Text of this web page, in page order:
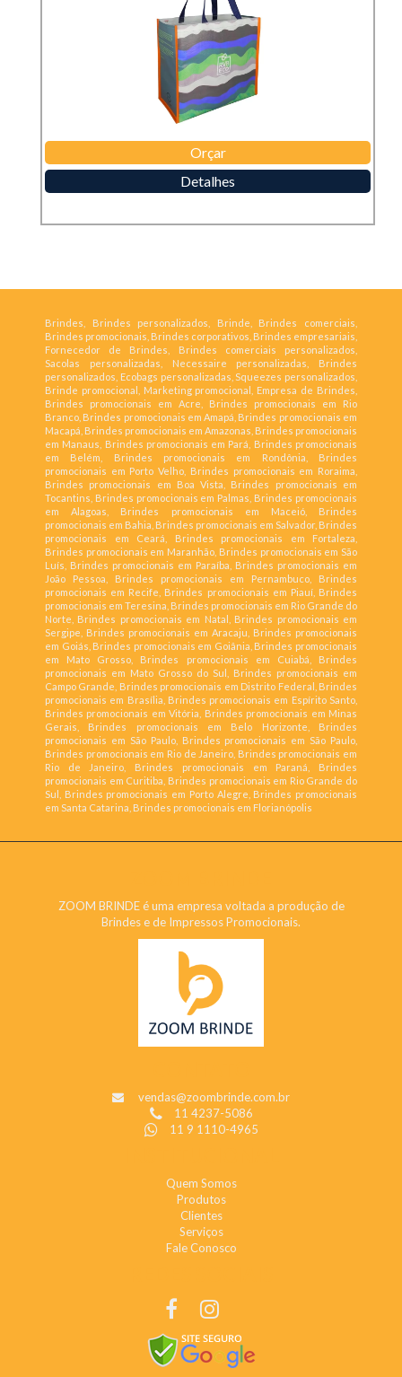
Orçar
Detalhes
Brindes, Brindes personalizados, Brinde, Brindes comerciais,
Brindes promocionais, Brindes corporativos, Brindes empresariais,
Fornecedor de Brindes, Brindes comerciais personalizados,
Sacolas personalizadas, Necessaire personalizadas, Brindes
personalizados, Ecobags personalizadas, Squeezes personalizados,
Brinde promocional, Marketing promocional, Empresa de Brindes,
Brindes promocionais em Acre, Brindes promocionais em Rio
Branco, Brindes promocionais em Amapá, Brindes promocionais em
Macapá, Brindes promocionais em Amazonas, Brindes promocionais
em Manaus, Brindes promocionais em Pará, Brindes promocionais
em Belém, Brindes promocionais em Rondônia, Brindes
promocionais em Porto Velho, Brindes promocionais em Roraima,
Brindes promocionais em Boa Vista, Brindes promocionais em
Tocantins, Brindes promocionais em Palmas, Brindes promocionais
em Alagoas, Brindes promocionais em Maceió, Brindes
promocionais em Bahia, Brindes promocionais em Salvador, Brindes
promocionais em Ceará, Brindes promocionais em Fortaleza,
Brindes promocionais em Maranhão, Brindes promocionais em São
Luís, Brindes promocionais em Paraíba, Brindes promocionais em
João Pessoa, Brindes promocionais em Pernambuco, Brindes
promocionais em Recife, Brindes promocionais em Piauí, Brindes
promocionais em Teresina, Brindes promocionais em Rio Grande do
Norte, Brindes promocionais em Natal, Brindes promocionais em
Sergipe, Brindes promocionais em Aracaju, Brindes promocionais
em Goiás, Brindes promocionais em Goiânia, Brindes promocionais
em Mato Grosso, Brindes promocionais em Cuiabá, Brindes
promocionais em Mato Grosso do Sul, Brindes promocionais em
Campo Grande, Brindes promocionais em Distrito Federal, Brindes
promocionais em Brasília, Brindes promocionais em Espírito Santo,
Brindes promocionais em Vitória, Brindes promocionais em Minas
Gerais, Brindes promocionais em Belo Horizonte, Brindes
promocionais em São Paulo, Brindes promocionais em São Paulo,
Brindes promocionais em Rio de Janeiro, Brindes promocionais em
Rio de Janeiro, Brindes promocionais em Paraná, Brindes
promocionais em Curitiba, Brindes promocionais em Rio Grande do
Sul, Brindes promocionais em Porto Alegre, Brindes promocionais
em Santa Catarina, Brindes promocionais em Florianópolis
ZOOM BRINDE é uma empresa voltada a produção de
Brindes e de Impressos Promocionais.
vendas@zoombrinde.com.br
11 4237-5086
11 9 1110-4965
Quem Somos
Produtos
Clientes
Serviços
Fale Conosco